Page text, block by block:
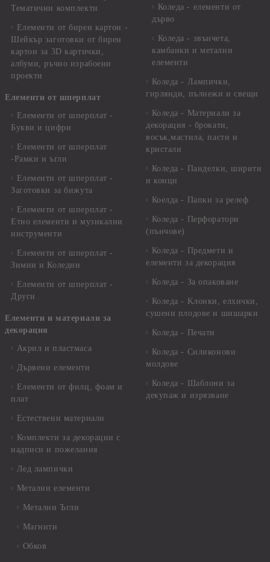
Тематични комплекти
Елементи от бирен картон -
Шейкър заготовки от бирен
картон за 3D картички,
албуми, ръчно израбоени
проекти
Елементи от шперплат
Елементи от шперплат -
Букви и цифри
Елементи от шперплат
-Рамки и ъгли
Елементи от шперплат -
Заготовки за бижута
Елементи от шперплат -
Етно елементи и музикални
инструменти
Елементи от шперплат -
Зимни и Коледни
Елементи от шперплат -
Други
Елементи и материали за
декорация
Акрил и пластмаса
Дървени елементи
Елементи от филц, фоам и
плат
Естествени материали
Комплекти за декорации с
надписи и пожелания
Лед лампички
Метални елементи
Метални Ъгли
Магнити
Обков
Коледа - елементи от
дърво
Коледа - звънчета,
камбанки и метални
елементи
Коледа - Лампички,
гирлянди, пълнежи и свещи
Коледа - Материали за
декорация - брокати,
восък,мастила, пасти и
кристали
Коледа - Панделки, ширити
и конци
Коелда - Папки за релеф
Коледа - Перфоратори
(пънчове)
Коледа - Предмети и
елементи за декорация
Коледа - За опаковане
Коледа - Kлонки, елхички,
сушени плодове и шишарки
Коледа - Печати
Коледа - Силиконови
молдове
Коледа - Шаблони за
декупаж и изрязване